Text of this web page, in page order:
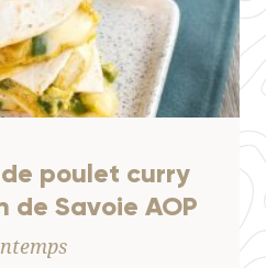
poulet curry
de Savoie AOP